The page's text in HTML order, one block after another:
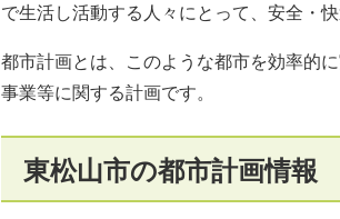
で生活し活動する人々にとって、安全・
都市計画とは、このような都市を効率的
事業等に関する計画です。
東松山市の都市計画情報